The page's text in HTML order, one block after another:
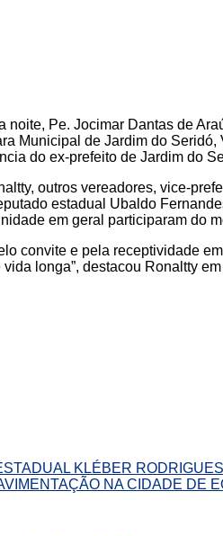
noite, Pe. Jocimar Dantas de
Municipal de Jardim do
do ex-prefeito de Jardim do
outros vereadores, vice-
estadual Ubaldo
em geral participaram do
convite e pela receptividade
longa”, destacou Ronaltty
KLÉBER
NA CIDADE DE